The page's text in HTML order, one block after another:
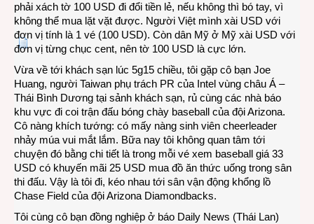
phải xách tờ 100 USD đi đổi tiền lẻ, nếu không thì bó tay, vì
không thể mua lặt vặt được. Người Việt mình xài USD với
đơn vị tính là 1 vé (100 USD). Còn dân Mỹ ở Mỹ xài USD với
đơn vị từng chục cent, nên tờ 100 USD là cực lớn.
Vừa về tới khách sạn lúc 5g15 chiều, tôi gặp cô bạn Joe
Huang, người Taiwan phụ trách PR của Intel vùng châu Á –
Thái Bình Dương tại sảnh khách sạn, rủ cùng các nhà báo
khu vực đi coi trận đấu bóng chày baseball của đội Arizona.
Cô nàng khích tướng: có mấy nàng sinh viên cheerleader
nhảy múa vui mắt lắm. Bữa nay tôi không quan tâm tới
chuyện đó bằng chi tiết là trong mỗi vé xem baseball giá 33
USD có khuyến mãi 25 USD mua đồ ăn thức uống trong sân
thi đấu. Vậy là tôi đi, kéo nhau tới sân vận động khổng lồ
Chase Field của đội Arizona Diamondbacks.
Tôi cùng cô bạn đồng nghiệp ở báo Daily News (Thái Lan)